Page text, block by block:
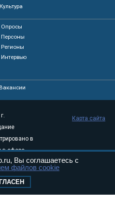
Культура
Опросы
Персоны
Регионы
Интервью
в
в сфере
и
05
№ ФС77-
Карта сайта
Вы соглашаетесь с
файлов cookie